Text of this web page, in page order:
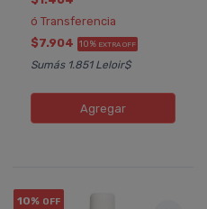
ó Transferencia
$7.904 10% EXTRA OFF
Sumás 1.851 Leloir$
Agregar
10% OFF